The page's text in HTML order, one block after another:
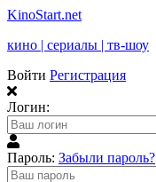
KinoStart.net
кино | сериалы | тв-шоу
Войти Регистрация
Логин:
Пароль: Забыли пароль?